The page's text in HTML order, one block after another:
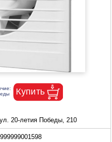
20-летия Победы, 210